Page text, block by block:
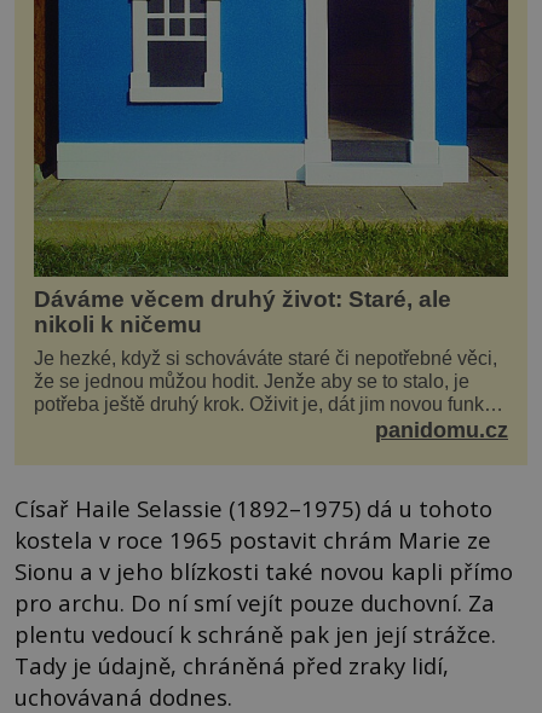
Dáváme věcem druhý život: Staré, ale
nikoli k ničemu
Je hezké, když si schováváte staré či nepotřebné věci,
že se jednou můžou hodit. Jenže aby se to stalo, je
potřeba ještě druhý krok. Oživit je, dát jim novou funkci
panidomu.cz
Císař Haile Selassie (1892–1975) dá u tohoto
kostela v roce 1965 postavit chrám Marie ze
Sionu a v jeho blízkosti také novou kapli přímo
pro archu. Do ní smí vejít pouze duchovní. Za
plentu vedoucí k schráně pak jen její strážce.
Tady je údajně, chráněná před zraky lidí,
uchovávaná dodnes.